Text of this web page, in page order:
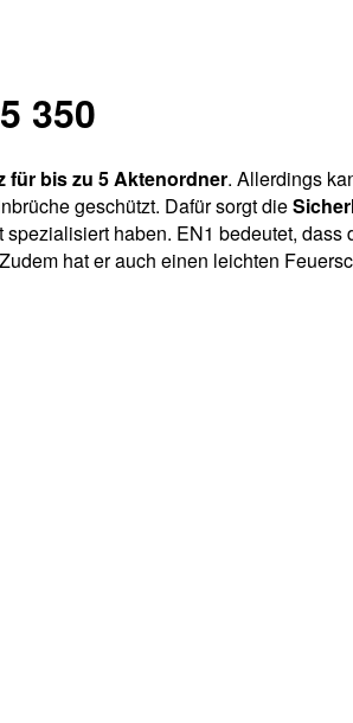
350
für bis zu 5 Aktenordner. Allerdings
geschützt. Dafür sorgt die
haben. EN1 bedeutet,
hat er auch einen leichten